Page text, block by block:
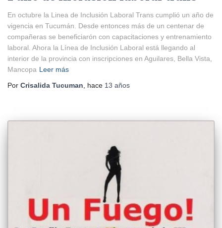
En octubre la Linea de Inclusión Laboral Trans cumplió un año de
vigencia en Tucumán. Desde entonces más de un centenar de
compañeras se beneficiarón con capacitaciones y entrenamiento
laboral. Ahora la Línea de Inclusión Laboral está llegando al
interior de la provincia con inscripciones en Aguilares, Bella Vista,
Mancopa Leer más
Por Crisalida Tucuman , hace 13 años